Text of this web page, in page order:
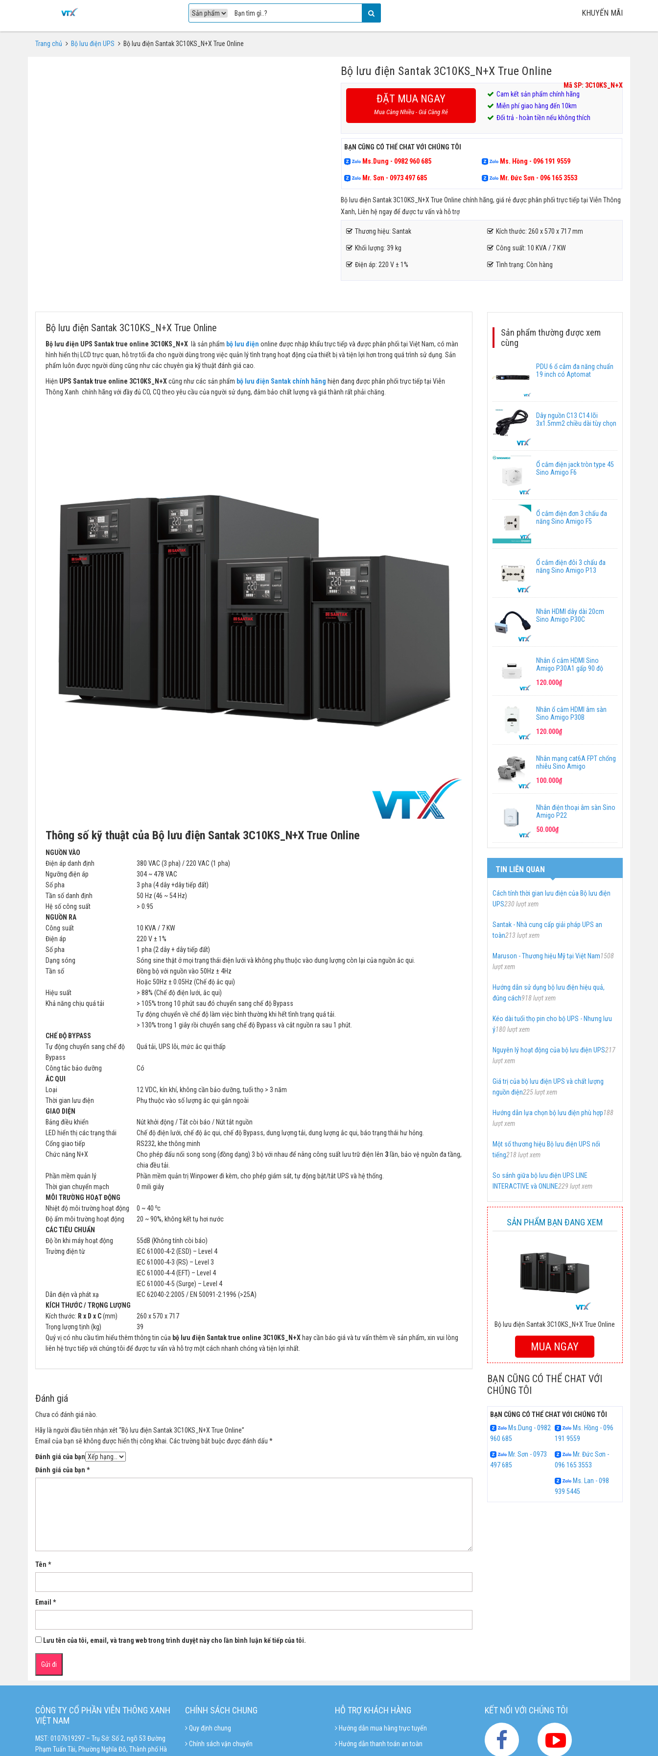
KHUYẾN MÃI
Trang chủ Bộ lưu điện UPS Bộ lưu điện Santak 3C10KS_N+X True Online
Bộ lưu điện Santak 3C10KS_N+X True Online
Mã SP: 3C10KS_N+X
ĐẶT MUA NGAY
Mua Càng Nhiều - Giá Càng Rẻ
Cam kết sản phẩm chính hãng
Miễn phí giao hàng đến 10km
Đổi trả - hoàn tiền nếu không thích
BẠN CŨNG CÓ THỂ CHAT VỚI CHÚNG TÔI
Ms.Dung - 0982 960 685
Ms. Hồng - 096 191 9559
Mr. Sơn - 0973 497 685 Mr. Đức Sơn - 096 165 3553
Bộ lưu điện Santak 3C10KS_N+X True Online chính hãng, giá rẻ được phân phối trực tiếp tại Viễn Thông
Xanh, Liên hệ ngay để được tư vấn và hỗ trợ
Thương hiệu: Santak Kích thước: 260 x 570 x 717 mm
Khối lượng: 39 kg Công suất: 10 KVA / 7 KW
Điện áp: 220 V ± 1% Tình trạng: Còn hàng
Bộ lưu điện Santak 3C10KS_N+X True Online
Bộ lưu điện UPS Santak true online 3C10KS_N+X là sản phẩm bộ lưu điện online được nhập khẩu trực tiếp và được phân phối tại Việt Nam, có màn
hình hiển thị LCD trực quan, hỗ trợ tối đa cho người dùng trong việc quản lý tình trạng hoạt động của thiết bị và tiện lợi hơn trong quá trình sử dụng. Sản
phẩm luôn được người dùng cũng như các chuyên gia kỹ thuật đánh giá cao.
Hiện UPS Santak true online 3C10KS_N+Xcũng như các sản phẩm bộ lưu điện Santak chính hãng hiện đang được phân phối trực tiếp tại Viễn
Thông Xanh chính hãng với đầy đủ CO, CQ theo yêu cầu của người sử dụng, đảm bảo chất lượng và giá thành rất phải chăng.
Thông số kỹ thuật của Bộ lưu điện Santak 3C10KS_N+X True Online
NGUỒN VÀO
Điện áp danh định
380 VAC (3 pha) / 220 VAC (1 pha)
Ngưỡng điện áp
304 ~ 478 VAC
Số pha
3 pha (4 dây +dây tiếp đất)
Tần số danh định
50 Hz (46 ~ 54 Hz)
Hệ số công suất
> 0.95
NGUỒN RA
Công suất
10 KVA / 7 KW
Điện áp
220 V ± 1%
Số pha
1 pha (2 dây + dây tiếp đất)
Dạng sóng
Sóng sine thật ở mọi trạng thái điện lưới và không phụ thuộc vào dung lượng còn lại của nguồn ắc qui.
Tần số
Đồng bộ với nguồn vào 50Hz ± 4Hz
Hoặc 50Hz ± 0.05Hz (Chế độ ắc qui)
Hiệu suất
> 88% (Chế độ điện lưới, ắc qui)
Khả năng chịu quá tải
> 105% trong 10 phút sau đó chuyển sang chế độ Bypass
Tự động chuyển về chế độ làm việc bình thường khi hết tình trạng quá tải.
> 130% trong 1 giây rồi chuyển sang chế độ Bypass và cắt nguồn ra sau 1 phút.
CHẾ ĐỘ BYPASS
Tự động chuyển sang chế độ
Bypass
Quá tải, UPS lỗi, mức ắc qui thấp
Công tắc bảo dưỡng
Có
ẮC QUI
Loại
12 VDC, kín khí, không cần bảo dưỡng, tuổi thọ > 3 năm
Thời gian lưu điện
Phụ thuộc vào số lượng ắc qui gắn ngoài
GIAO DIỆN
Bảng điều khiển
Nút khởi động / Tắt còi báo / Nút tắt nguồn
LED hiển thị các trạng thái
Chế độ điện lưới, chế độ ắc qui, chế độ Bypass, dung lượng tải, dung lượng ắc qui, báo trạng thái hư hỏng.
Cổng giao tiếp
RS232, khe thông minh
Chức năng N+X
Cho phép đấu nối song song (đồng dạng) 3 bộ với nhau để nâng công suất lưu trữ điện lên 3 lần, bảo vệ nguồn đa tầng,
chia đều tải.
Phần mềm quản lý
Phần mềm quản trị Winpower đi kèm, cho phép giám sát, tự động bật/tắt UPS và hệ thống.
Thời gian chuyển mạch
0 mili giây
MÔI TRƯỜNG HOẠT ĐỘNG
Nhiệt độ môi trường hoạt động
0 ~ 40 oc
Độ ẩm môi trường hoạt động
20 ~ 90%, không kết tụ hơi nước
CÁC TIÊU CHUẨN
Độ ồn khi máy hoạt động
55dB (Không tính còi báo)
Trường điện từ
IEC 61000-4-2 (ESD) – Level 4
IEC 61000-4-3 (RS) – Level 3
IEC 61000-4-4 (EFT) – Level 4
IEC 61000-4-5 (Surge) – Level 4
Dẫn điện và phát xạ
IEC 62040-2:2005 / EN 50091-2:1996 (>25A)
KÍCH THƯỚC/TRỌNG LƯỢNG
Kích thước: R x D x C(mm)
260 x 570 x 717
Trọng lượng tịnh (kg)
39
Quý vị có nhu cầu tìm hiểu thêm thông tin của bộ lưu điện Santak true online 3C10KS_N+X hay cần báo giá và tư vấn thêm về sản phẩm, xin vui lòng
liên hệ trực tiếp với chúng tôi để được tư vấn và hỗ trợ một cách nhanh chóng và tiện lợi nhất.
Đánh giá
Chưa có đánh giá nào.
Hãy là người đầu tiên nhận xét “Bộ lưu điện Santak 3C10KS_N+X True Online”
Email của bạn sẽ không được hiển thị công khai. Các trường bắt buộc được đánh dấu *
Đánh giá của bạn
Đánh giá của bạn *
Tên *
Email *
Lưu tên của tôi, email, và trang web trong trình duyệt này cho lần bình luận kế tiếp của tôi.
Sản phẩm thường được xem
cùng
PDU 6 ổ cắm đa năng chuẩn
19 inch có Aptomat
Dây nguồn C13 C14 lõi
3x1.5mm2 chiều dài tùy chọn
Ổ cắm điện jack tròn type 45
Sino Amigo F6
Ổ cắm điện đơn 3 chấu đa
năng Sino Amigo F5
Ổ cắm điện đôi 3 chấu đa
năng Sino Amigo P13
Nhân HDMI dây dài 20cm
Sino Amigo P30C
Nhân ổ cắm HDMI Sino
Amigo P30A1 gấp 90 độ
120.000₫
Nhân ổ cắm HDMI âm sàn
Sino Amigo P30B
120.000₫
Nhân mạng cat6A FPT chống
nhiễu Sino Amigo
100.000₫
Nhân điện thoại âm sàn Sino
Amigo P22
50.000₫
TIN LIÊN QUAN
Cách tính thời gian lưu điện của Bộ lưu điện
UPS230 lượt xem
Santak - Nhà cung cấp giải pháp UPS an
toàn213 lượt xem
Maruson - Thương hiệu Mỹ tại Việt Nam1508
lượt xem
Hướng dẫn sử dụng bộ lưu điện hiệu quả,
đúng cách918 lượt xem
Kéo dài tuổi thọ pin cho bộ UPS - Nhưng lưu
ý180 lượt xem
Nguyên lý hoạt động của bộ lưu điện UPS217
lượt xem
Giá trị của bộ lưu điện UPS và chất lượng
nguồn điện225 lượt xem
Hướng dẫn lựa chọn bộ lưu điện phù hợp188
lượt xem
Một số thương hiệu Bộ lưu điện UPS nổi
tiếng218 lượt xem
So sánh giữa bộ lưu điện UPS LINE
INTERACTIVE và ONLINE229 lượt xem
SẢN PHẨM BẠN ĐANG XEM
Bộ lưu điện Santak 3C10KS_N+X True Online
MUA NGAY
BẠN CŨNG CÓ THỂ CHAT VỚI
CHÚNG TÔI
BẠN CŨNG CÓ THỂ CHAT VỚI CHÚNG TÔI
Ms.Dung - 0982
960 685
Ms. Hồng - 096
191 9559
Mr. Sơn - 0973
497 685
Mr. Đức Sơn -
096 165 3553
Ms. Lan - 098
939 5445
CÔNG TY CỔ PHẦN VIỄN THÔNG XANH
VIỆT NAM
MST: 0107619297 – Trụ Sở: Số 2, ngõ 53 Đường
Phạm Tuấn Tài, Phường Nghĩa Đô, Thành phố Hà
CHÍNH SÁCH CHUNG
Quy định chung
Chính sách vận chuyển
HỖ TRỢ KHÁCH HÀNG
Hướng dẫn mua hàng trực tuyến
Hướng dẫn thanh toán an toàn
KẾT NỐI VỚI CHÚNG TÔI